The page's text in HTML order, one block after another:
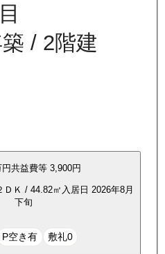
/ 2階建
円共益費等 3,900円
ＤＫ / 44.82㎡ 入居日 2026年8月
下旬
P空き有 敷礼0